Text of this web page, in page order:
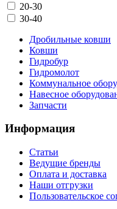
20-30
30-40
Дробильные ковши
Ковши
Гидробур
Гидромолот
Коммунальное
Навесное
Запчасти
Информация
Статьи
Ведущие бренды
Оплата и доставка
Наши отгрузки
Пользовательское